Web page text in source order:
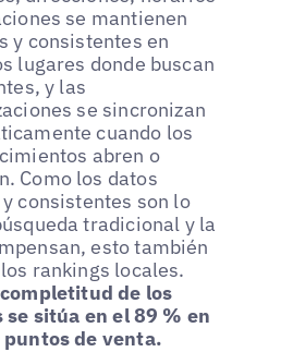
se mantienen
y consistentes en
lugares donde buscan
y las
se sincronizan
cuando los
abren o
Como los datos
consistentes son lo
tradicional y la
esto también
rankings locales.
de los
se sitúa en el 89 % en
puntos de venta.